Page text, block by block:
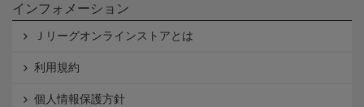
インフォメーション
Ｊリーグオンラインストアとは
利用規約
個人情報保護方針